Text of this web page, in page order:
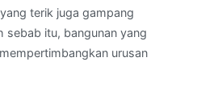
terik juga gampang
sebab itu, bangunan yang
urusan